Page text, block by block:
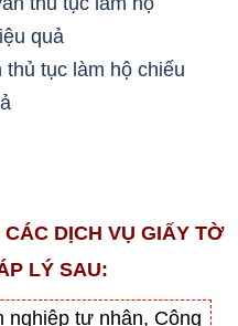
quả
thủ tục làm hộ chiếu
DỊCH VỤ GIẤY TỜ
LÝ SAU:
nghiệp tư nhân, Công